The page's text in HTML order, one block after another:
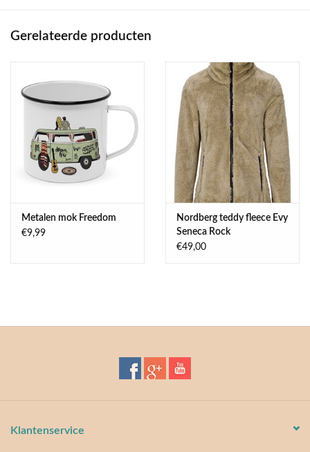
rit.
geschikt voor buitenactiviteiten zoals wandelen en fietsen.
Gerelateerde producten
Metalen mok Freedom
€9,99
Nordberg teddy fleece Evy
Seneca Rock
€49,00
Klantenservice